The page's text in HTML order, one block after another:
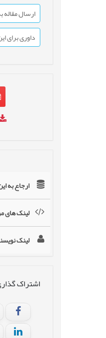
ارسال مقاله
داوری برای
ارجاع به
لینک های
لینک
اشتراک